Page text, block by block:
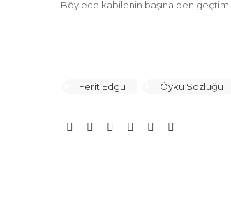
Böylece kabilenin başına ben geçtim.
Ferit Edgü Öykü Sözlüğü